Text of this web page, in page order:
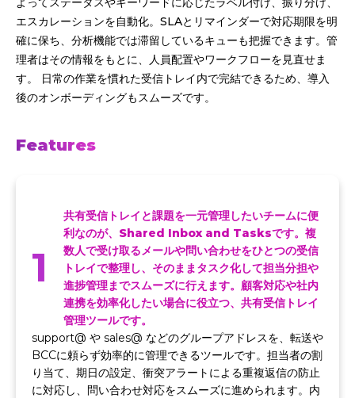
エスカレーションを自動化。SLAとリマインダーで対応期限を明
確に保ち、分析機能では滞留しているキューも把握できます。管
理者はその情報をもとに、人員配置やワークフローを見直せま
す。 日常の作業を慣れた受信トレイ内で完結できるため、導入
後のオンボーディングもスムーズです。
Features
1
共有受信トレイと課題を一元管理したいチームに便
利なのが、Shared Inbox and Tasksです。複
数人で受け取るメールや問い合わせをひとつの受信
トレイで整理し、そのままタスク化して担当分担や
進捗管理までスムーズに行えます。顧客対応や社内
連携を効率化したい場合に役立つ、共有受信トレイ
管理ツールです。
support@ や sales@ などのグループアドレスを、転送や
BCCに頼らず効率的に管理できるツールです。担当者の割
り当て、期日の設定、衝突アラートによる重複返信の防止
に対応し、問い合わせ対応をスムーズに進められます。内